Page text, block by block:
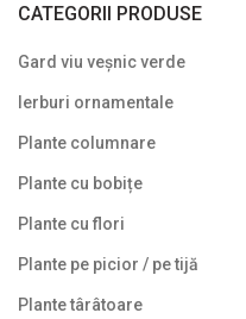
Yucca
Arbuști fructiferi
Conifere
Ghivece de piatra
CATEGORII PRODUSE
Gard viu veșnic verde
Ierburi ornamentale
Plante columnare
Plante cu bobițe
Plante cu flori
Plante pe picior / pe tijă
Plante târâtoare